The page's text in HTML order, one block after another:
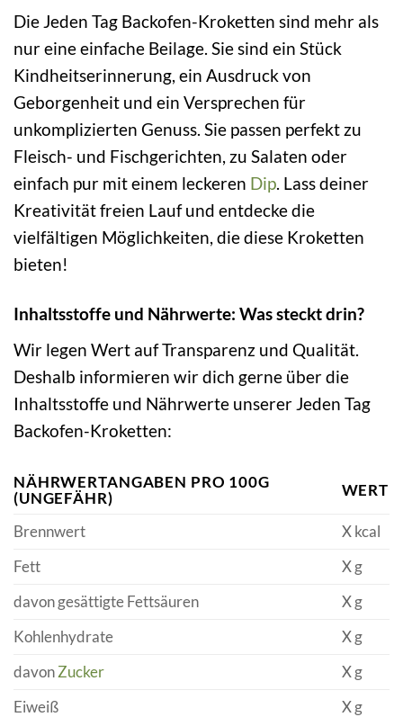
Die Jeden Tag Backofen-Kroketten sind mehr als
nur eine einfache Beilage. Sie sind ein Stück
Kindheitserinnerung, ein Ausdruck von
Geborgenheit und ein Versprechen für
unkomplizierten Genuss. Sie passen perfekt zu
Fleisch- und Fischgerichten, zu Salaten oder
einfach pur mit einem leckeren Dip. Lass deiner
Kreativität freien Lauf und entdecke die
vielfältigen Möglichkeiten, die diese Kroketten
bieten!
Inhaltsstoffe und Nährwerte: Was steckt drin?
Wir legen Wert auf Transparenz und Qualität.
Deshalb informieren wir dich gerne über die
Inhaltsstoffe und Nährwerte unserer Jeden Tag
Backofen-Kroketten:
NÄHRWERTANGABEN PRO 100G
(UNGEFÄHR)
WERT
Brennwert
X kcal
Fett
X g
davon gesättigte Fettsäuren
X g
Kohlenhydrate
X g
davonZucker
X g
Eiweiß
X g